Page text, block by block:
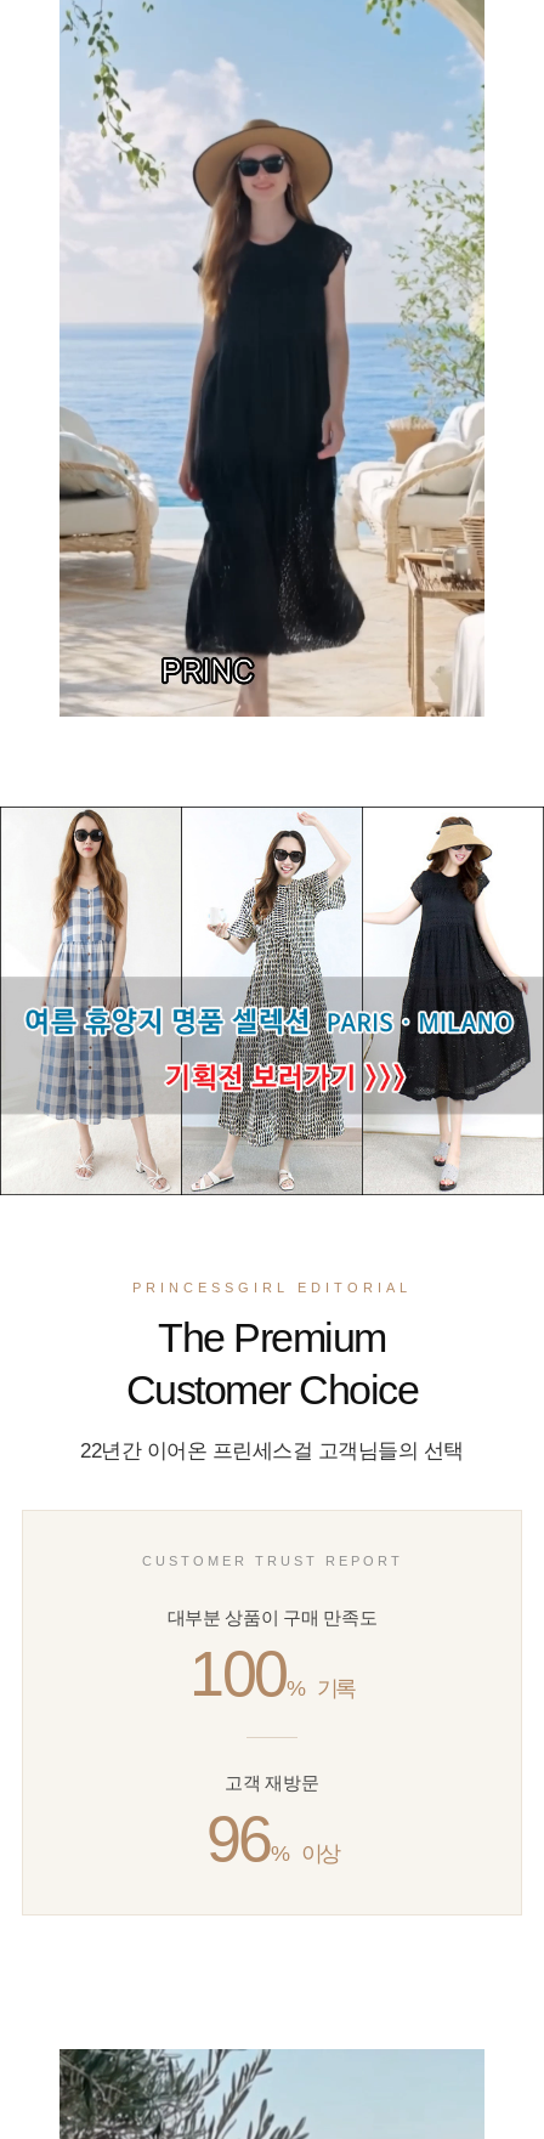
PRINCESSGIRL EDITORIAL
The Premium
Customer Choice
22년간 이어온 프린세스걸 고객님들의 선택
CUSTOMER TRUST REPORT
대부분 상품이 구매 만족도
100% 기록
고객 재방문
96% 이상